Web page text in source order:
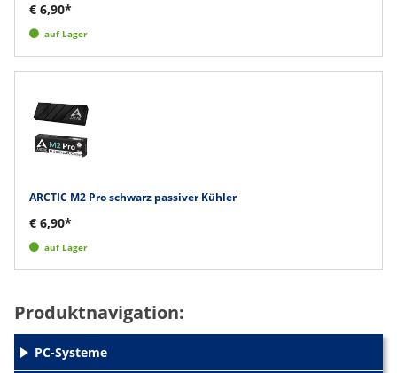
€ 6,90*
auf Lager
ARCTIC M2 Pro schwarz passiver Kühler
€ 6,90*
auf Lager
Produktnavigation:
PC-Systeme